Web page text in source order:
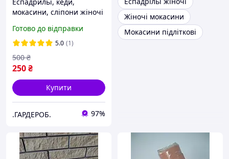
мокасини, сліпони жіночі
Готово до відправки
5.0 (1)
250₴
500 ₴
Купити
.ГАРДЕРОБ. 97%
Жіночі мокасини
Мокасини підліткові